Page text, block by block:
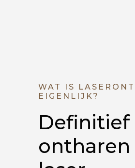
WAT IS
EIGENLIJK?
Definitief